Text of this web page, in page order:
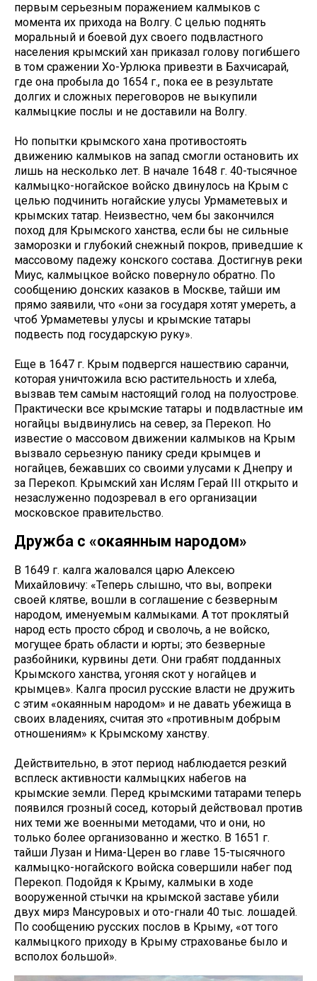
первым серьезным поражением калмыков с
момента их прихода на Волгу. С целью поднять
моральный и боевой дух своего подвластного
населения крымский хан приказал голову погибшего
в том сражении Хо-Урлюка привезти в Бахчисарай,
где она пробыла до 1654 г., пока ее в результате
долгих и сложных переговоров не выкупили
калмыцкие послы и не доставили на Волгу.
Но попытки крымского хана противостоять
движению калмыков на запад смогли остановить их
лишь на несколько лет. В начале 1648 г. 40-тысячное
калмыцко-ногайское войско двинулось на Крым с
целью подчинить ногайские улусы Урмаметевых и
крымских татар. Неизвестно, чем бы закончился
поход для Крымского ханства, если бы не сильные
заморозки и глубокий снежный покров, приведшие к
массовому падежу конского состава. Достигнув реки
Миус, калмыцкое войско повернуло обратно. По
сообщению донских казаков в Москве, тайши им
прямо заявили, что «они за государя хотят умереть, а
чтоб Урмаметевы улусы и крымские татары
подвесть под государскую руку».
Еще в 1647 г. Крым подвергся нашествию саранчи,
которая уничтожила всю растительность и хлеба,
вызвав тем самым настоящий голод на полуострове.
Практически все крымские татары и подвластные им
ногайцы выдвинулись на север, за Перекоп. Но
известие о массовом движении калмыков на Крым
вызвало серьезную панику среди крымцев и
ногайцев, бежавших со своими улусами к Днепру и
за Перекоп. Крымский хан Ислям Герай III открыто и
незаслуженно подозревал в его организации
московское правительство.
Дружба с «окаянным народом»
В 1649 г. калга жаловался царю Алексею
Михайловичу: «Теперь слышно, что вы, вопреки
своей клятве, вошли в соглашение с безверным
народом, именуемым калмыками. А тот проклятый
народ есть просто сброд и сволочь, а не войско,
могущее брать области и юрты; это безверные
разбойники, курвины дети. Они грабят подданных
Крымского ханства, угоняя скот у ногайцев и
крымцев». Калга просил русские власти не дружить
с этим «окаянным народом» и не давать убежища в
своих владениях, считая это «противным добрым
отношениям» к Крымскому ханству.
Действительно, в этот период наблюдается резкий
всплеск активности калмыцких набегов на
крымские земли. Перед крымскими татарами теперь
появился грозный сосед, который действовал против
них теми же военными методами, что и они, но
только более организованно и жестко. В 1651 г.
тайши Лузан и Нима-Церен во главе 15-тысячного
калмыцко-ногайского войска совершили набег под
Перекоп. Подойдя к Крыму, калмыки в ходе
вооруженной стычки на крымской заставе убили
двух мирз Мансуровых и ото-гнали 40 тыс. лошадей.
По сообщению русских послов в Крыму, «от того
калмыцкого приходу в Крыму страхованье было и
всполох большой».